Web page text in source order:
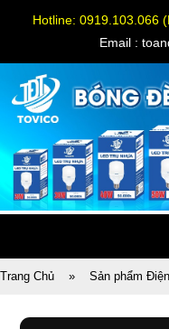
Hotline: 0919.103.066
Email :
Trang Chủ » Sản phẩm